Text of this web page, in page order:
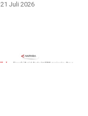
Juli 2026